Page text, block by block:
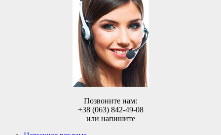
Позвоните нам:
+38 (063) 842-49-08
или напишите